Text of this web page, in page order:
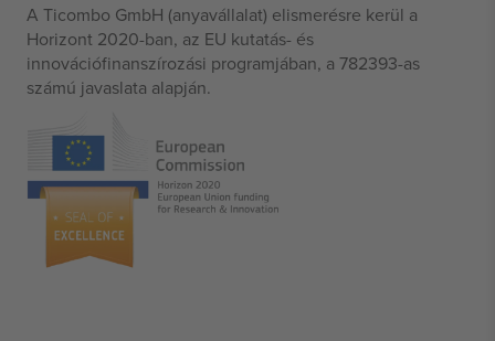
A Ticombo GmbH (anyavállalat) elismerésre kerül a
Horizont 2020-ban, az EU kutatás- és
innovációfinanszírozási programjában, a 782393-as
számú javaslata alapján.